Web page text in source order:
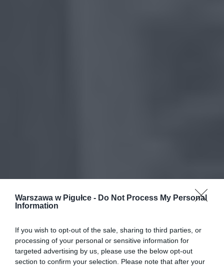
Warszawa w Pigułce - Do Not Process My Personal
Information
If you wish to opt-out of the sale, sharing to third parties, or
processing of your personal or sensitive information for
targeted advertising by us, please use the below opt-out
section to confirm your selection. Please note that after your